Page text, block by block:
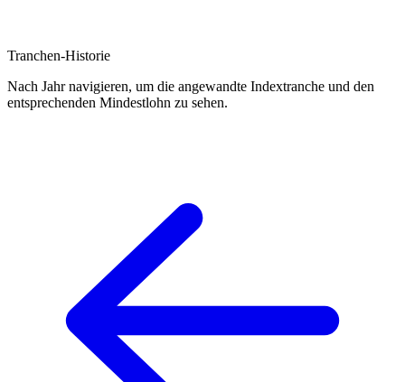
Tranchen-Historie
Nach Jahr navigieren, um die angewandte Indextranche und den
entsprechenden Mindestlohn zu sehen.